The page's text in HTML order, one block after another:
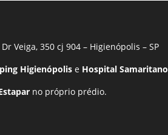
Dr Veiga, 350 cj 904 – Higienópolis – SP
Higienópolis e Hospital Samaritano
no próprio prédio.